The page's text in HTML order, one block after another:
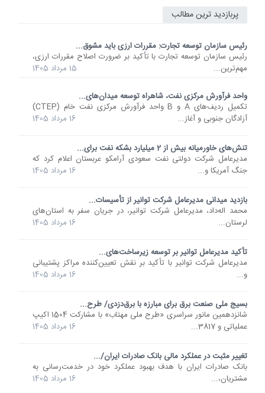
پربازدید ترین مطالب
رئیس سازمان توسعه تجارت: مقررات ارزی باید مشوق...
رئیس سازمان توسعه تجارت با تأکید بر ضرورت اصلاح مقررات ارزی،
مهم‌ترین...
15 مرداد 1405
واحد فرآورش مرکزی نفت، شاهراه توسعه میدان‌های...
تکمیل ردیف‌های A و B واحد فرآورش مرکزی نفت خام (CTEP)
آزادگان جنوبی و آغاز...
16 مرداد 1405
تنش‌های خاورمیانه بیش از 2 میلیارد بشکه نفت برای...
مدیرعامل شرکت دولتی نفت سعودی آرامکو عربستان اعلام کرد که
جنگ آمریکا و...
16 مرداد 1405
بازدید میدانی مدیرعامل شرکت توانیر از تأسیسات...
محمد اله‌داد، مدیرعامل شرکت توانیر، در جریان سفر به استان‌های
لرستان...
16 مرداد 1405
تأکید مدیرعامل توانیر بر توسعه زیرساخت‌های...
مدیرعامل شرکت توانیر با تأکید بر نقش تعیین‌کننده مراکز پشتیبانی
و...
16 مرداد 1405
بسیج ملی صنعت برق برای مبارزه با برق‌دزدی/ طرح...
شانزدهمین مانور سراسری «طرح ملی مهتاب» با مشارکت 1504 اکیپ
عملیاتی و 3817...
16 مرداد 1405
تغییر مثبت در عملکرد مالی بانک صادرات ایران/...
​بانک صادرات ایران با هدف بهبود عملکرد خود در خدمت‌رسانی به
مشتریان،...
16 مرداد 1405